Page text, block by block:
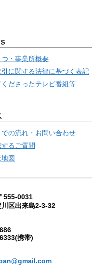
つ・事業所概要
に関する法律に基づく表記
ださったテレビ番組等
での流れ・お問い合わせ
るご質問
図
0031
区出来島2-3-32
携帯)